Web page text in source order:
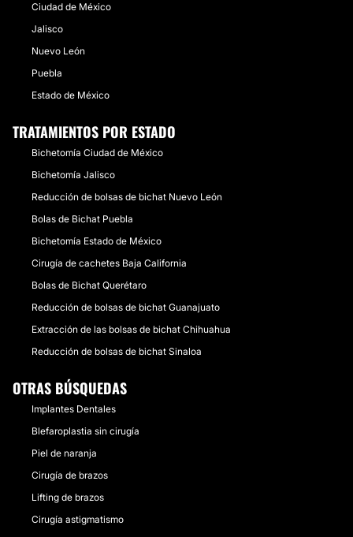
Ciudad de México
Jalisco
Nuevo León
Puebla
Estado de México
TRATAMIENTOS POR ESTADO
Bichetomía Ciudad de México
Bichetomía Jalisco
Reducción de bolsas de bichat Nuevo León
Bolas de Bichat Puebla
Bichetomía Estado de México
Cirugía de cachetes Baja California
Bolas de Bichat Querétaro
Reducción de bolsas de bichat Guanajuato
Extracción de las bolsas de bichat Chihuahua
Reducción de bolsas de bichat Sinaloa
OTRAS BÚSQUEDAS
Implantes Dentales
Blefaroplastia sin cirugía
Piel de naranja
Cirugía de brazos
Lifting de brazos
Cirugía astigmatismo